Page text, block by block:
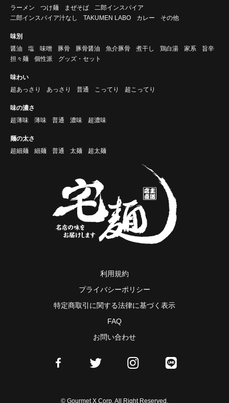
ラーメン
つけ麺 まぜそば
二郎インスパイア
二郎インスパイア汁なし
TAKUMEN LABO カレー その他
味別
醤油
塩 味噌 豚骨 豚骨醤油 魚介豚骨 煮干し 鶏白湯 家系
旨辛
担々麺
個性派 グッズ・セット
味わい
超あっさり
あっさり 普通 こってり 超こってり
味の濃さ
超薄味
薄味 普通 濃味 超濃味
麺の太さ
超細麺
細麺 普通 太麺 超太麺
利用規約
プライバシーポリシー
特定商取引に関する法律に基づく表示
FAQ
お問い合わせ
© Gourmet X Corp. All Right Reserved.